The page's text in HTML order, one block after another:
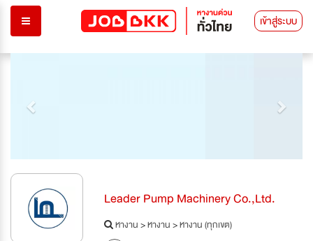
เข้าสู่ระบบ
Leader Pump Machinery Co.,Ltd.
หางาน>หางาน>หางาน (ทุกเขต)